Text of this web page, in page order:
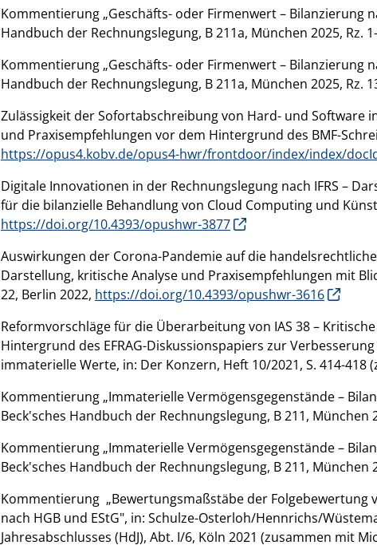
Kommentierung „Geschäfts- oder Firmenwert – Bilanzierung
Handbuch der Rechnungslegung, B 211a, München 2025, Rz.
Kommentierung „Geschäfts- oder Firmenwert – Bilanzierung
Handbuch der Rechnungslegung, B 211a, München 2025, Rz.
Zulässigkeit der Sofortabschreibung von Hard- und Software
und Praxisempfehlungen vor dem Hintergrund des BMF-
https://opus4.kobv.de/opus4-hwr/frontdoor/index/index/
Digitale Innovationen in der Rechnungslegung nach IFRS –
für die bilanzielle Behandlung von Cloud Computing und
https://doi.org/10.4393/opushwr-3877
Auswirkungen der Corona-Pandemie auf die
Darstellung, kritische Analyse und Praxisempfehlungen mit
22, Berlin 2022, https://doi.org/10.4393/opushwr-3616
Reformvorschläge für die Überarbeitung von IAS 38 –
Hintergrund des EFRAG-Diskussionspapiers zur
immaterielle Werte, in: Der Konzern, Heft 10/2021, S. 414-418
Kommentierung „Immaterielle Vermögensgegenstände –
Beck'sches Handbuch der Rechnungslegung, B 211, München
Kommentierung „Immaterielle Vermögensgegenstände –
Beck'sches Handbuch der Rechnungslegung, B 211, München
Kommentierung „Bewertungsmaßstäbe der
nach HGB und EStG", in: Schulze-Osterloh/Hennrichs/
Jahresabschlusses (HdJ), Abt. I/6, Köln 2021 (zusammen mit